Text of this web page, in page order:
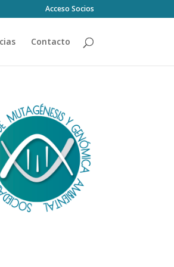
Acceso Socios
Contacto